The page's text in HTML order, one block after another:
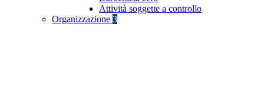
Attività soggette a controllo
Organizzazione 3